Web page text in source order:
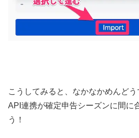
こうしてみると、なかなかめんど
API連携が確定申告シーズンに間に
う！